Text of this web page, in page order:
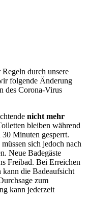
durch unsere
folgende Änderung
des Corona-Virus
nicht mehr
bleiben während
Minuten gesperrt.
sich jedoch nach
Neue Badegäste
Freibad. Bei Erreichen
kann die Badeaufsicht
zum
kann jederzeit